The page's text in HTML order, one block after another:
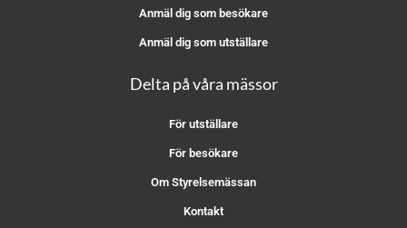
Anmäl dig som besökare
Anmäl dig som utställare
Delta på våra mässor
För utställare
För besökare
Om Styrelsemässan
Kontakt